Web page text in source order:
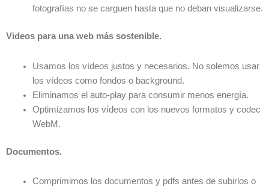
fotografías no se carguen hasta que no deban visualizarse.
Videos para una web más sostenible.
Usamos los vídeos justos y necesarios. No solemos usar
los vídeos como fondos o background.
Eliminamos el auto-play para consumir menos energía.
Optimizamos los vídeos con los nuevos formatos y codec
WebM.
Documentos.
Comprimimos los documentos y pdfs antes de subirlos o